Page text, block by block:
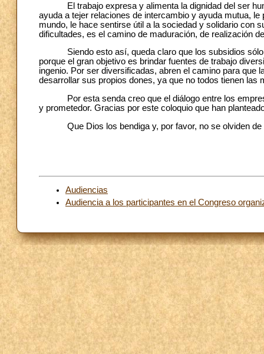
El trabajo expresa y alimenta la dignidad del ser
ayuda a tejer relaciones de intercambio y ayuda mutua,
mundo, le hace sentirse útil a la sociedad y solidario con
dificultades, es el camino de maduración, de realización
Siendo esto así, queda claro que los subsidios sólo
porque el gran objetivo es brindar fuentes de trabajo
ingenio. Por ser diversificadas, abren el camino para que
desarrollar sus propios dones, ya que no todos tienen las
Por esta senda creo que el diálogo entre los
y prometedor. Gracias por este coloquio que han
Que Dios los bendiga y, por favor, no se olviden de
Audiencias
Audiencia a los participantes en el Congreso